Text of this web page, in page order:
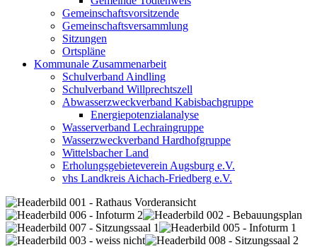
Gemeinschaftsvorsitzende
Gemeinschaftsversammlung
Sitzungen
Ortspläne
Kommunale Zusammenarbeit
Schulverband Aindling
Schulverband Willprechtszell
Abwasserzweckverband Kabisbachgruppe
Energiepotenzialanalyse
Wasserverband Lechraingruppe
Wasserzweckverband Hardhofgruppe
Wittelsbacher Land
Erholungsgebieteverein Augsburg e.V.
vhs Landkreis Aichach-Friedberg e.V.